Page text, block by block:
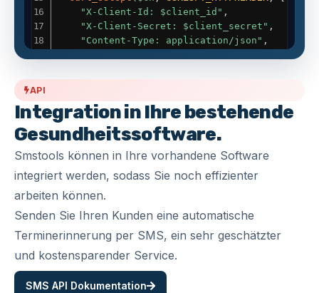
API
Integration in Ihre bestehende
Gesundheitssoftware.
Smstools können in Ihre vorhandene Software
integriert werden, sodass Sie noch effizienter
arbeiten können.
Senden Sie Ihren Kunden eine automatische
Terminerinnerung per SMS, ein sehr geschätzter
und kostensparender Service.
SMS API Dokumentation